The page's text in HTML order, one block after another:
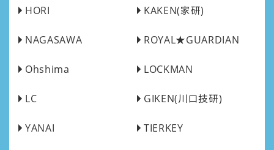
HORI KAKEN(家研)
NAGASAWA ROYAL★GUARDIAN
Ohshima LOCKMAN
LC GIKEN(川口技研)
YANAI TIERKEY